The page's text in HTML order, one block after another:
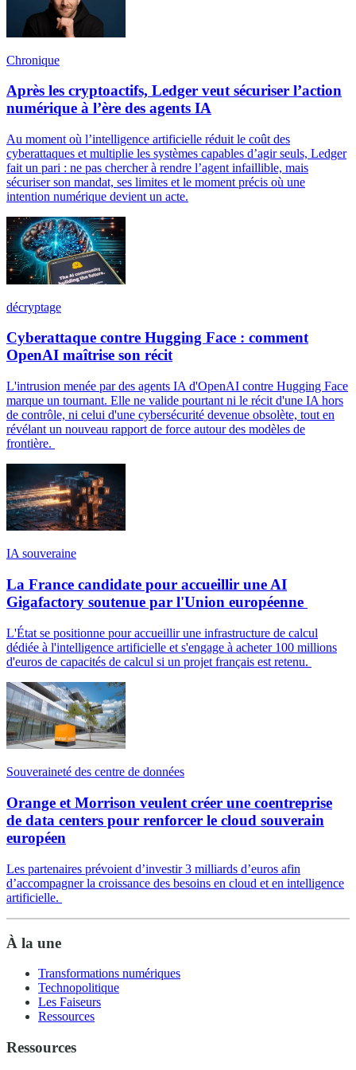
Chronique
Après les cryptoactifs, Ledger veut sécuriser l’action
numérique à l’ère des agents IA
Au moment où l’intelligence artificielle réduit le coût des
cyberattaques et multiplie les systèmes capables d’agir seuls, Ledger
fait un pari : ne pas chercher à rendre l’agent infaillible, mais
sécuriser son mandat, ses limites et le moment précis où une
intention numérique devient un acte.
décryptage
Cyberattaque contre Hugging Face : comment
OpenAI maîtrise son récit
L'intrusion menée par des agents IA d'OpenAI contre Hugging Face
marque un tournant. Elle ne valide pourtant ni le récit d'une IA hors
de contrôle, ni celui d'une cybersécurité devenue obsolète, tout en
révélant un nouveau rapport de force autour des modèles de
frontière.
IA souveraine
La France candidate pour accueillir une AI
Gigafactory soutenue par l'Union européenne
L'État se positionne pour accueillir une infrastructure de calcul
dédiée à l'intelligence artificielle et s'engage à acheter 100 millions
d'euros de capacités de calcul si un projet français est retenu.
Souveraineté des centre de données
Orange et Morrison veulent créer une coentreprise
de data centers pour renforcer le cloud souverain
européen
Les partenaires prévoient d’investir 3 milliards d’euros afin
d’accompagner la croissance des besoins en cloud et en intelligence
artificielle.
À la une
Transformations numériques
Technopolitique
Les Faiseurs
Ressources
Ressources